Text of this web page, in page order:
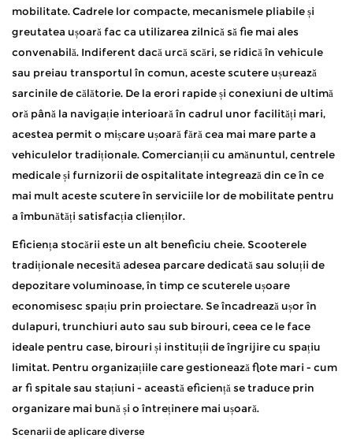
mobilitate. Cadrele lor compacte, mecanismele pliabile și
greutatea ușoară fac ca utilizarea zilnică să fie mai ales
convenabilă. Indiferent dacă urcă scări, se ridică în vehicule
sau preiau transportul în comun, aceste scutere ușurează
sarcinile de călătorie. De la erori rapide și conexiuni de ultimă
oră până la navigație interioară în cadrul unor facilități mari,
acestea permit o mișcare ușoară fără cea mai mare parte a
vehiculelor tradiționale. Comercianții cu amănuntul, centrele
medicale și furnizorii de ospitalitate integrează din ce în ce
mai mult aceste scutere în serviciile lor de mobilitate pentru
a îmbunătăți satisfacția clienților.
Eficiența stocării este un alt beneficiu cheie. Scooterele
tradiționale necesită adesea parcare dedicată sau soluții de
depozitare voluminoase, în timp ce scuterele ușoare
economisesc spațiu prin proiectare. Se încadrează ușor în
dulapuri, trunchiuri auto sau sub birouri, ceea ce le face
ideale pentru case, birouri și instituții de îngrijire cu spațiu
limitat. Pentru organizațiile care gestionează flote mari - cum
ar fi spitale sau stațiuni - această eficiență se traduce prin
organizare mai bună și o întreținere mai ușoară.
Scenarii de aplicare diverse